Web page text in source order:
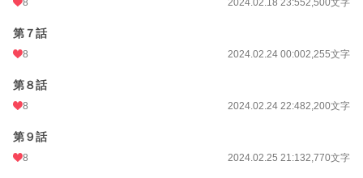
8 2024.02.18 23:552,500文字
第７話
8 2024.02.24 00:002,255文字
第８話
8 2024.02.24 22:482,200文字
第９話
8 2024.02.25 21:132,770文字